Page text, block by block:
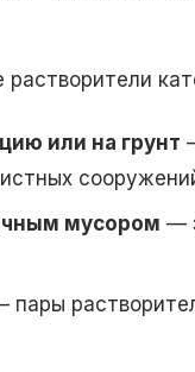
или на грунт
мусором —
пары